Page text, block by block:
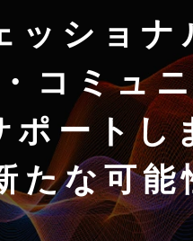
ショナ
コミュ
ポートし
な可能